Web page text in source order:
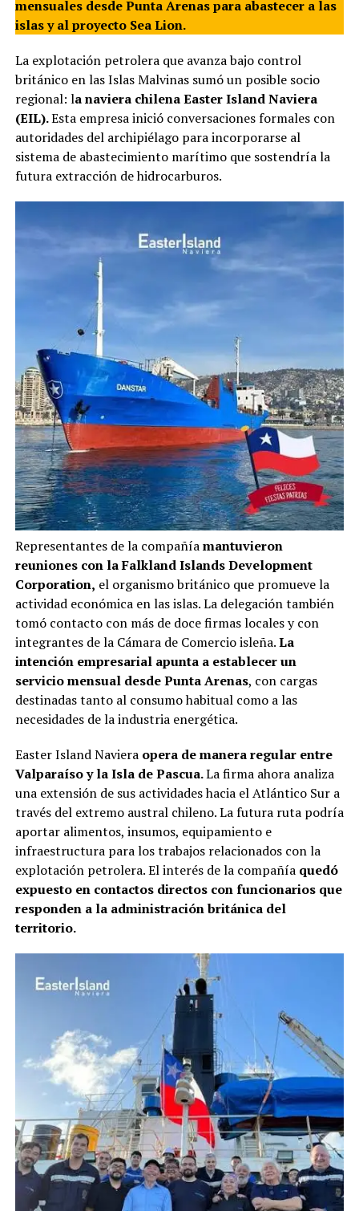
mensuales desde Punta Arenas para abastecer a las
islas y al proyecto Sea Lion.
La explotación petrolera que avanza bajo control
británico en las Islas Malvinas sumó un posible socio
regional: la naviera chilena Easter Island Naviera
(EIL).Esta empresa inició conversaciones formales con
autoridades del archipiélago para incorporarse al
sistema de abastecimiento marítimo que sostendría la
futura extracción de hidrocarburos.
Representantes de la compañíamantuvieron
reuniones con la Falkland Islands Development
Corporation, el organismo británico que promueve la
actividad económica en las islas. La delegación también
tomó contacto con más de doce firmas locales y con
integrantes de la Cámara de Comercio isleña.La
intención empresarial apunta a establecer un
servicio mensual desde Punta Arenas, con cargas
destinadas tanto al consumo habitual como a las
necesidades de la industria energética.
Easter Island Navieraopera de manera regular entre
Valparaíso y la Isla de Pascua.La firma ahora analiza
una extensión de sus actividades hacia el Atlántico Sur a
través del extremo austral chileno. La futura ruta podría
aportar alimentos, insumos, equipamiento e
infraestructura para los trabajos relacionados con la
explotación petrolera. El interés de la compañía quedó
expuesto en contactos directos con funcionarios que
responden a la administración británica del
territorio.